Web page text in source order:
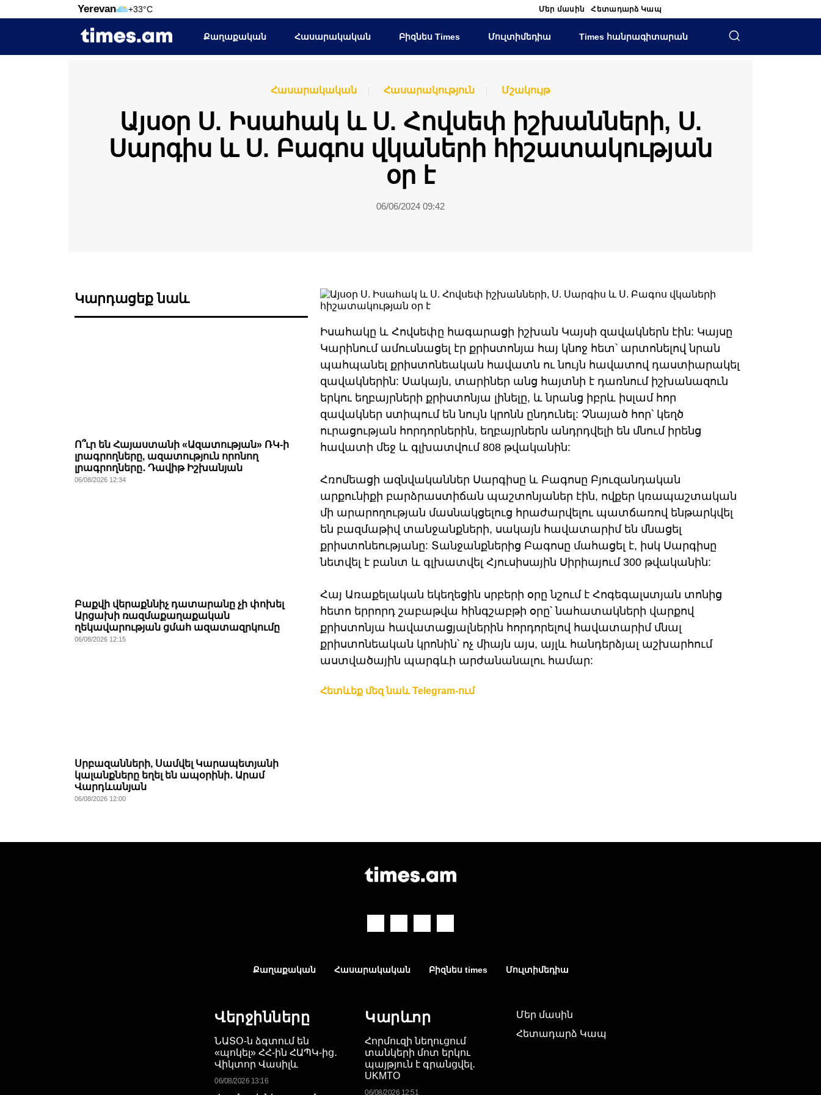
Yerevan +33°C Մեր մասին Հետադարձ Կապ
Քաղաքական Հասարակական Բիզնես Times Մուլտիմեդիա Times հանրագիտարան
Հասարակական Հասարակություն Մշակույթ
Այսօր Ս. Իսահակ և Ս. Հովսեփ իշխանների, Ս.
Սարգիս և Ս. Բագոս վկաների հիշատակության
օր է
06/06/2024 09:42
Կարդացեք նաև
Ո՞ւր են Հայաստանի «Ազատության» ՌԿ-ի
լրագրողները, ազատություն որոնող
լրագրողները․ Դավիթ Իշխանյան
06/08/2026 12:34
Բաքվի վերաքննիչ դատարանը չի փոխել
Արցախի ռազմաքաղաքական
ղեկավարության ցմահ ազատազրկումը
06/08/2026 12:15
Սրբազանների, Սամվել Կարապետյանի
կալանքները եղել են ապօրինի․ Արամ
Վարդևանյան
06/08/2026 12:00
Իսահակը և Հովսեփը հագարացի իշխան Կայսի զավակներն էին: Կայսը
Կարինում ամուսնացել էր քրիստոնյա հայ կնոջ հետ՝ արտոնելով նրան
պահպանել քրիստոնեական հավատն ու նույն հավատով դաստիարակել
զավակներին: Սակայն, տարիներ անց հայտնի է դառնում իշխանազուն
երկու եղբայրների քրիստոնյա լինելը, և նրանց իբրև իսլամ հոր
զավակներ ստիպում են նույն կրոնն ընդունել: Չնայած հոր՝ կեղծ
ուրացության հորդորներին, եղբայրներն անդրդվելի են մնում իրենց
հավատի մեջ և գլխատվում 808 թվականին:
Հռոմեացի ազնվականներ Սարգիսը և Բագոսը Բյուզանդական
արքունիքի բարձրաստիճան պաշտոնյաներ էին, ովքեր կռապաշտական
մի արարողության մասնակցելուց հրաժարվելու պատճառով ենթարկվել
են բազմաթիվ տանջանքների, սակայն հավատարիմ են մնացել
քրիստոնեությանը: Տանջանքներից Բագոսը մահացել է, իսկ Սարգիսը
նետվել է բանտ և գլխատվել Հյուսիսային Սիրիայում 300 թվականին:
Հայ Առաքելական եկեղեցին սրբերի օրը նշում է Հոգեգալստյան տոնից
հետո երրորդ շաբաթվա հինգշաբթի օրը՝ նահատակների վարքով
քրիստոնյա հավատացյալներին հորդորելով հավատարիմ մնալ
քրիստոնեական կրոնին՝ ոչ միայն այս, այլև հանդերձյալ աշխարհում
աստվածային պարգևի արժանանալու համար:
Հետևեք մեզ նաև Telegram-ում
Քաղաքական Հասարակական Բիզնես times Մուլտիմեդիա
Վերջինները
ՆԱՏՕ-ն ձգտում են
«պոկել» ՀՀ-ին ՀԱՊԿ-ից․
Վիկտոր Վասիլև
06/08/2026 13:16
Կարևոր
Հորմուզի նեղուցում
տանկերի մոտ երկու
պայթյուն է գրանցվել․
UKMTO
06/08/2026 12:51
Մեր մասին
Հետադարձ Կապ